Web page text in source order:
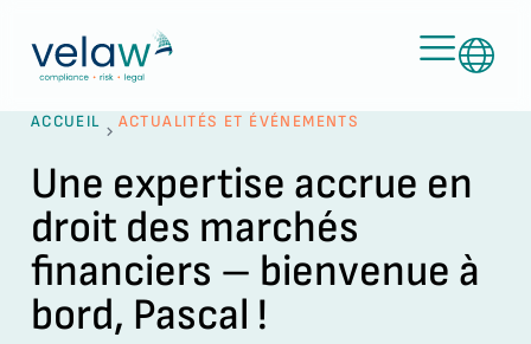
ACCUEIL ACTUALITÉS ET ÉVÉNEMENTS
Une expertise accrue en
droit des marchés
financiers – bienvenue à
bord, Pascal !